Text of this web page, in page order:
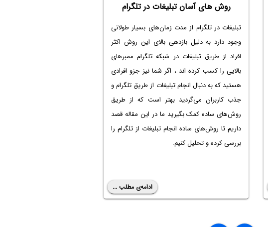
روش های آسان تبلیغات در تلگرام
تبلیغات در تلگرام از مدت زمان‌های بسیار طولانی
وجود دارد به دلیل بازدهی بالای این روش اکثر
افراد از طریق تبلیغات در شبکه تلگرام ممبرهای
بالایی را کسب کرده اند ، اگر شما نیز جزو افرادی
هستید که به دنبال انجام تبلیغات از طریق تلگرام و
جذب کاربران می‌گردید بهتر است که از طریق
روش‌های ساده کمک بگیرید ما در این مقاله قصد
داریم تا روش‌های ساده انجام تبلیغات از تلگرام را
بررسی کرده و تحلیل کنیم.
ادامه‌ی مطلب ...